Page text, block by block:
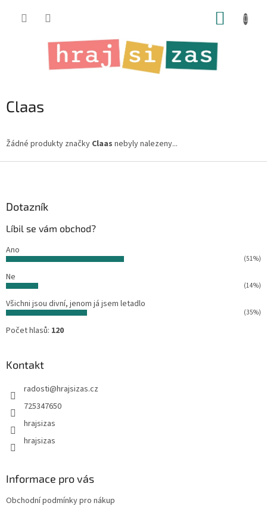
Claas
Žádné produkty značky Claas nebyly nalezeny...
Dotazník
Líbil se vám obchod?
Ano
(51%)
Ne
(14%)
Všichni jsou divní, jenom já jsem letadlo
(35%)
Počet hlasů: 120
Kontakt
radosti@hrajsizas.cz
725347650
hrajsizas
hrajsizas
Informace pro vás
Obchodní podmínky pro nákup